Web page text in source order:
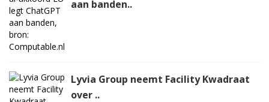
aan banden..
Lyvia Group neemt Facility Kwadraat
over ..